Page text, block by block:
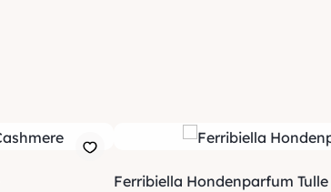
Ferribiella Hondenparfum Tulle